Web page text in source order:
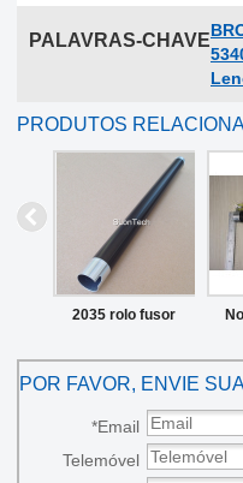
PALAVRAS-CHAVE
PRODUTOS
2035 rolo fusor
para Kyocera KM-
1635
POR FAVOR, ENVIE
*Email
Telemóvel